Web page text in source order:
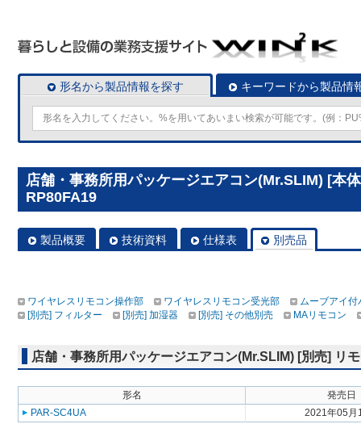
形名から製品情報を探す キーワードから製品情
店舗・事務所用パッケージエアコン(Mr.SLIM) [本
RP80FA19
製品概要 技術資料 仕様表 別売品
ワイヤレスリモコン操作部 ワイヤレスリモコン受光部
ムーブアイ付
[別売] フィルター
[別売] 加湿器 [別売] その他別売 MAリモコン
店舗・事務所用パッケージエアコン(Mr.SLIM) [別売] リ
形名
発売日
PAR-SC4UA
2021年05月